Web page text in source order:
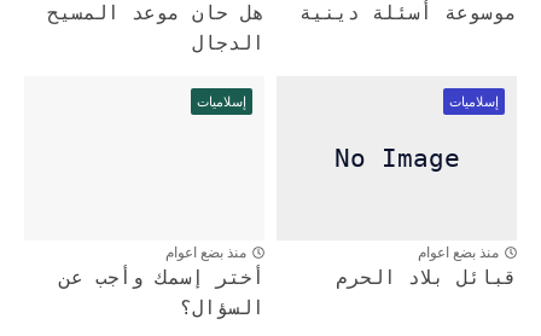
موسوعة أسئلة دينية
هل حان موعد المسيح
الدجال
إسلاميات
منذ بضع اعوام
قبائل بلاد الحرم
إسلاميات
منذ بضع اعوام
أختر إسمك وأجب عن
السؤال؟